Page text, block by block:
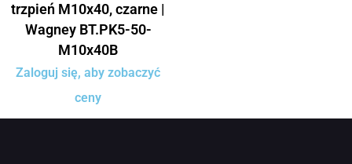
trzpień M10x40, czarne |
Wagney BT.PK5-50-
M10x40B
Zaloguj się, aby zobaczyć
ceny